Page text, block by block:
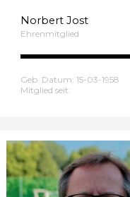
Norbert Jost
Ehrenmitglied
Geb. Datum: 15-03-1958
Mitglied seit: